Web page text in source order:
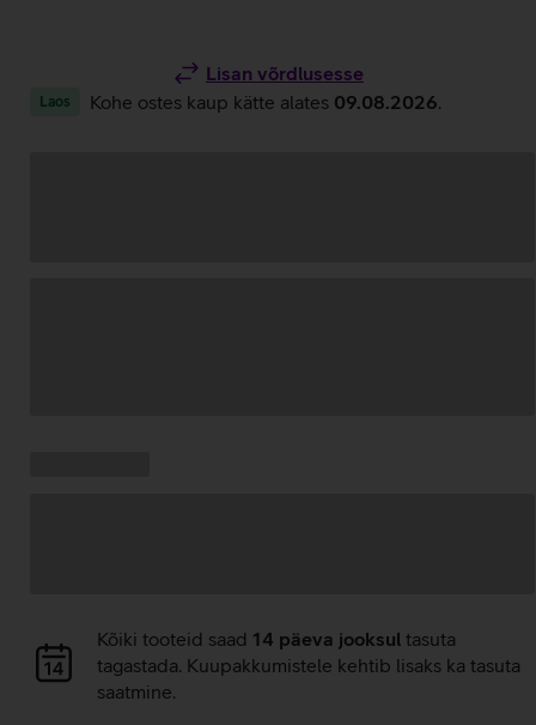
Lisan võrdlusesse
Laos Kohe ostes kaup kätte alates 09.08.2026
Andmete
laadimine
Kõiki tooteid saad 14 päeva jooksul tasuta
tagastada. Kuupakkumistele kehtib lisaks ka tasuta
saatmine.